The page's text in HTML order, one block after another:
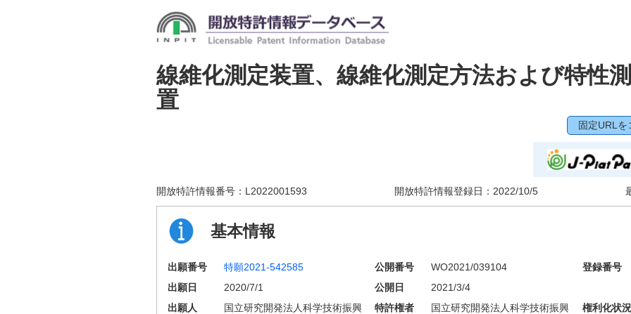
線維化測定装置、線維化測定方法および特性
置
固定URLを
開放特許情報番号： L2022001593 開放特許情報登録日： 2022/10/5
基本情報
出願番号 特願2021-542585 公開番号 WO2021/039104 登録番号
出願日
2020/7/1 公開日
2021/3/4
出願人
国立研究開発法人科学技術振興
特許権者
国立研究開発法人科学技術振興
権利化状況